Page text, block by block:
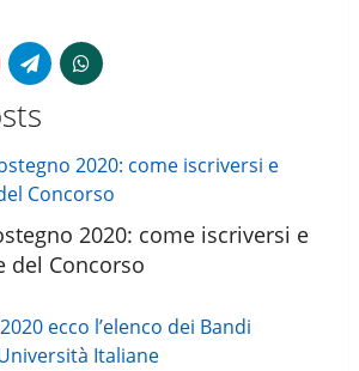
2020: come iscriversi e
del Concorso